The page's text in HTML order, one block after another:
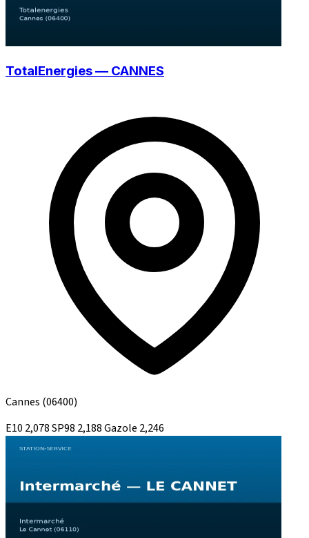
TotalEnergies — CANNES
Cannes (06400)
E10 2,078SP98 2,188Gazole 2,246